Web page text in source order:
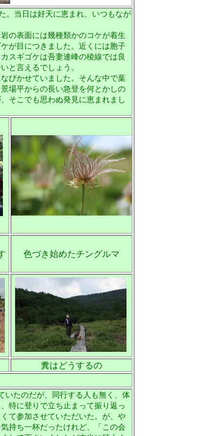
。当日は好天に恵まれ、いつもなが
の表面には幾種類かのコケが着生
が目につきました。近くには胞子
スギゴケは吾妻連峰の稜線では良
と言えるでしょう。
びかせていました。そんな中で葉
場平からの長い急登を何とかしの
そこでも思わぬ発見に恵まれまし
色づき始めたチングルマ
糞はどうするの
いたのだが、同行する人も無く、体
特に登りで立ち止まって振り返っ
て参加させていただいた。が、や
持ち一杯だったけれど、「この会